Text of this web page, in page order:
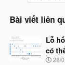
Bài viết liên
Lỗ
có
N
28/